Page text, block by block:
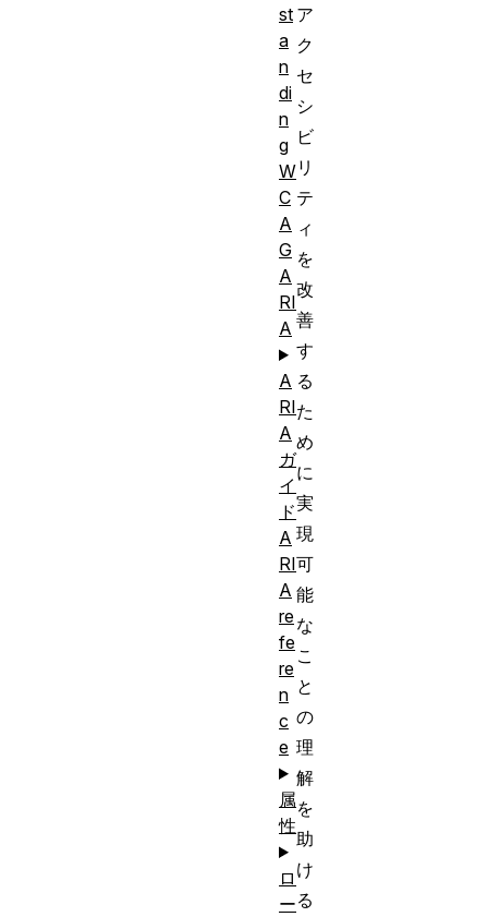
ア
ク
セ
シ
ビ
リ
テ
ィ
を
改
善
す
る
た
め
に
実
現
可
能
な
こ
と
の
理
解
を
助
け
る
st
a
n
di
n
g
W
C
A
G
A
RI
A
A
RI
A
ガ
イ
ド
A
RI
A
re
fe
re
n
c
e
属
性
ロ
ー